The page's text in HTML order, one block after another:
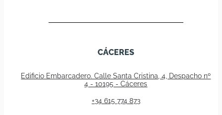
CÁCERES
Edificio Embarcadero. Calle Santa Cristina, 4, Despacho nº
4 - 10195 - Cáceres
+34 615 774 873